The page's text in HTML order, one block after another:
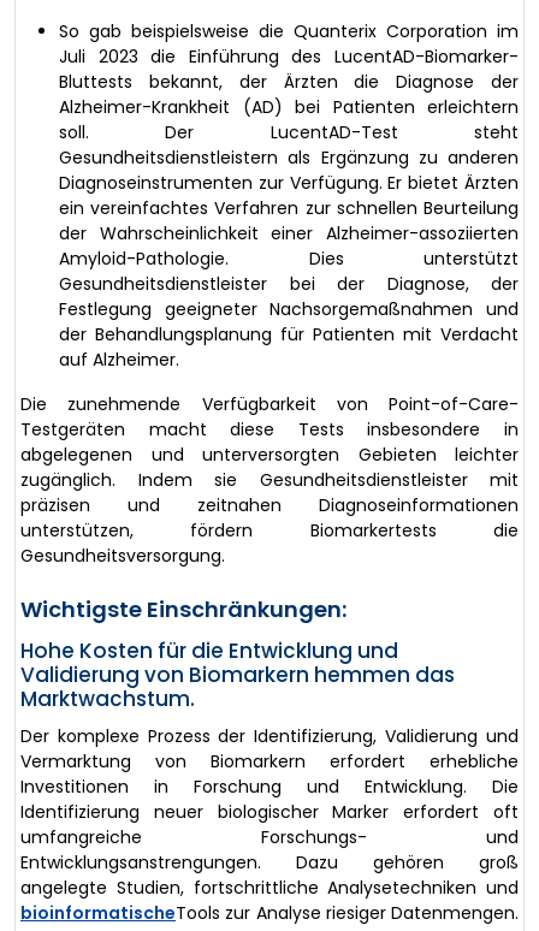
So gab beispielsweise die Quanterix Corporation im
Juli 2023 die Einführung des LucentAD-Biomarker-
Bluttests bekannt, der Ärzten die Diagnose der
Alzheimer-Krankheit (AD) bei Patienten erleichtern
soll. Der LucentAD-Test steht
Gesundheitsdienstleistern als Ergänzung zu anderen
Diagnoseinstrumenten zur Verfügung. Er bietet Ärzten
ein vereinfachtes Verfahren zur schnellen Beurteilung
der Wahrscheinlichkeit einer Alzheimer-assoziierten
Amyloid-Pathologie. Dies unterstützt
Gesundheitsdienstleister bei der Diagnose, der
Festlegung geeigneter Nachsorgemaßnahmen und
der Behandlungsplanung für Patienten mit Verdacht
auf Alzheimer.
Die zunehmende Verfügbarkeit von Point-of-Care-
Testgeräten macht diese Tests insbesondere in
abgelegenen und unterversorgten Gebieten leichter
zugänglich. Indem sie Gesundheitsdienstleister mit
präzisen und zeitnahen Diagnoseinformationen
unterstützen, fördern Biomarkertests die
Gesundheitsversorgung.
Wichtigste Einschränkungen:
Hohe Kosten für die Entwicklung und
Validierung von Biomarkern hemmen das
Marktwachstum.
Der komplexe Prozess der Identifizierung, Validierung und
Vermarktung von Biomarkern erfordert erhebliche
Investitionen in Forschung und Entwicklung. Die
Identifizierung neuer biologischer Marker erfordert oft
umfangreiche Forschungs- und
Entwicklungsanstrengungen. Dazu gehören groß
angelegte Studien, fortschrittliche Analysetechniken und
bioinformatischeTools zur Analyse riesiger Datenmengen.